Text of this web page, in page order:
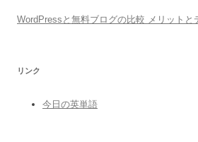
WordPressと無料ブログの比較 メリットと
リンク
今日の英単語